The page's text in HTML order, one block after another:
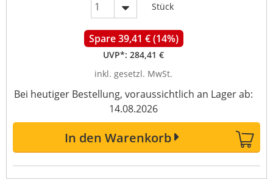
Stück
Spare 39,41 € (14%)
UVP*: 284,41 €
inkl. gesetzl. MwSt.
Bei heutiger Bestellung, voraussichtlich an Lager ab:
14.08.2026
In den Warenkorb